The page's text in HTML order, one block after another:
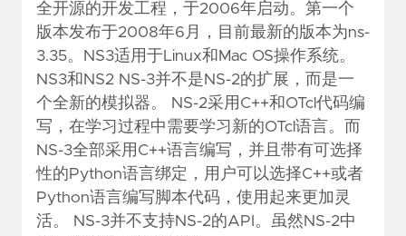
全开源的开发工程，于2006年启动。第一个
版本发布于2008年6月，目前最新的版本为ns-
3.35。NS3适用于Linux和Mac OS操作系统。
NS3和NS2 NS-3并不是NS-2的扩展，而是一
个全新的模拟器。 NS-2采用C++和OTcl代码编
写，在学习过程中需要学习新的OTcl语言。而
NS-3全部采用C++语言编写，并且带有可选择
性的Python语言绑定，用户可以选择C++或者
Python语言编写脚本代码，使用起来更加灵
活。 NS-3并不支持NS-2的API。虽然NS-2中